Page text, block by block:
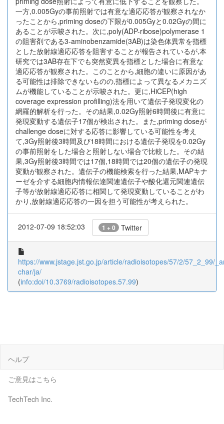
一方,0.005Gyの事前照射では有意な適応応答が観察されなか
ったことから,priming doseの下限が0.005Gyと0.02Gyの間に
あることが示唆された。次に,poly(ADP-ribose)polymerase 1
の阻害剤である3-aminobenzamide(3AB)は染色体異常を指標
とした放射線適応応答を阻害することが報告されているが,本
研究では3AB存在下でも突然変異を指標とした場合に有意な
適応応答が観察された。このことから,細胞の違いに原因があ
る可能性は排除できないものの,指標によって異なるメカニズ
ムが機能していることが示唆された。更に,HiCEP(high
coverage expression profilling)法を用いて遺伝子発現変化の
網羅的解析を行った。その結果,0.02Gy照射6時間後に有意に
発現変動する遺伝子17個が検出された。また,priming doseが
challenge doseに対する応答に影響している可能性を考え
て,3Gy照射後3時間及び18時間における遺伝子発現を0.02Gy
の事前照射をした場合と照射しない場合で比較した。その結
果,3Gy照射後3時間では17個,18時間では20個の遺伝子の発現
変動が観察された。遺伝子の機能検索を行った結果,MAPキナ
ーゼを介する細胞内情報伝達関連遺伝子や酸化還元関連遺伝
子等が放射線適応応答に相関して発現変動していることがわ
かり,放射線適応応答の一因を担う可能性が考えられた。
2012-07-09 18:52:03 1 + 0 Twitter
https://www.jstage.jst.go.jp/article/radioisotopes/57/2/57_2_99/
char/ja/
(info:doi/10.3769/radioisotopes.57.99)
ヘルプ
ご意見はこちら
TechTech Inc.